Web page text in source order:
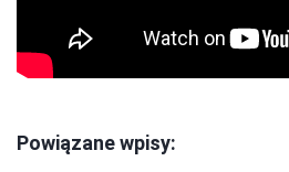
Powiązane wpisy: